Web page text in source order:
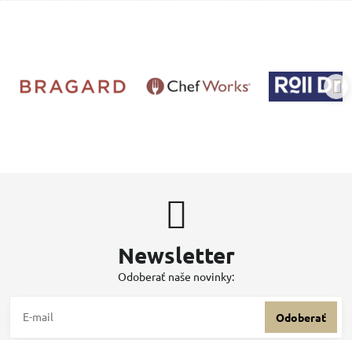
Newsletter
Odoberať naše novinky:
Odoberať